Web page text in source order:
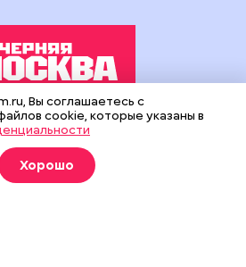
поддержке Департамента
и рекламы города Москвы.
технологии
предоставления информации
и анализа сведений,
Вы соглашаетесь с
cookie, которые указаны в
Хорошо